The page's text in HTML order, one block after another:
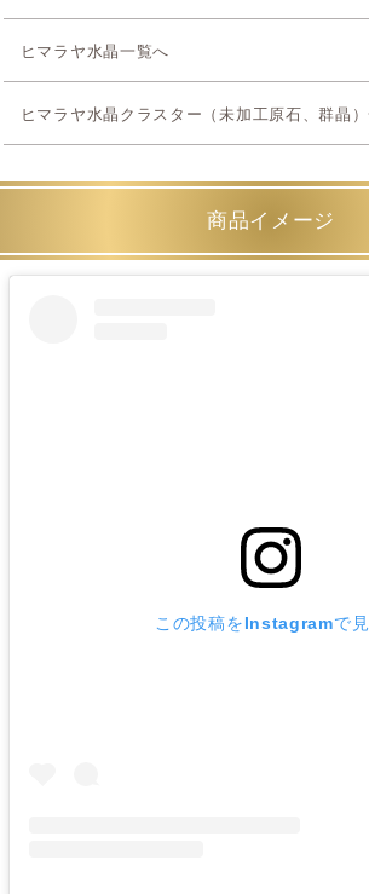
ヒマラヤ水晶一覧へ
ヒマラヤ水晶クラスター（未加工原石、群晶
商品イメージ
この投稿をInstagramで見